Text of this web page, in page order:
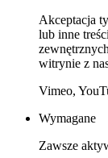
Akceptacja
lub inne
witrynie z
Vimeo,
Wymagane
Zawsze